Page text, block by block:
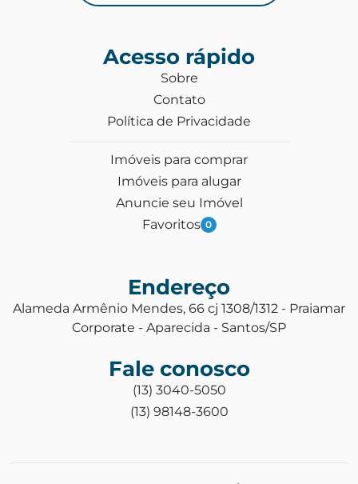
Acesso rápido
Sobre
Contato
Política de Privacidade
Imóveis para comprar
Imóveis para alugar
Anuncie seu Imóvel
Favoritos 0
Endereço
Alameda Armênio Mendes, 66 cj 1308/1312 - Praiamar
Corporate - Aparecida - Santos/SP
Fale conosco
(13) 3040-5050
(13) 98148-3600